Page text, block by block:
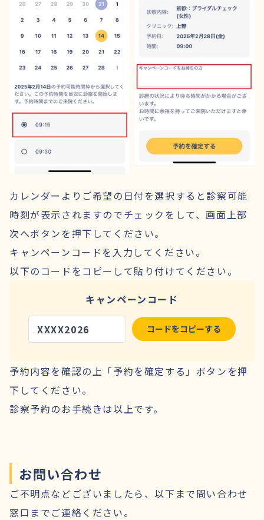
カレンダーよりご希望の日付を選択すると診察可能
時刻が表示されますのでチェックをして、画面上部
次へボタンを押下してください。
キャンペーンコードを入力してください。
以下のコードをコピーして貼り付けてください。
キャンペーンコード
XXXX2026 コードをコピーする
予約内容を確認の上「予約を確定する」ボタンを押
下してください。
診察予約のお手続きは以上です。
お問い合わせ
ご不明点などございましたら、以下まで問い合わせ
窓口までご連絡ください。